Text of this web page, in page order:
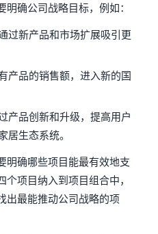
确公司战略目标，例如：
过新产品和市场扩展吸引更
产品的销售额，进入新的国
产品创新和升级，提高用户
居生态系统。
明确哪些项目能最有效地支
项目纳入到项目组合中，
出最能推动公司战略的项